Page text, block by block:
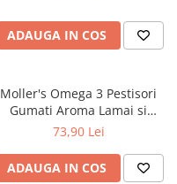
ADAUGA IN COS
Moller's Omega 3 Pestisori
Gumati Aroma Lamai si
Portocale x 36 jeleuri
73,90 Lei
ADAUGA IN COS